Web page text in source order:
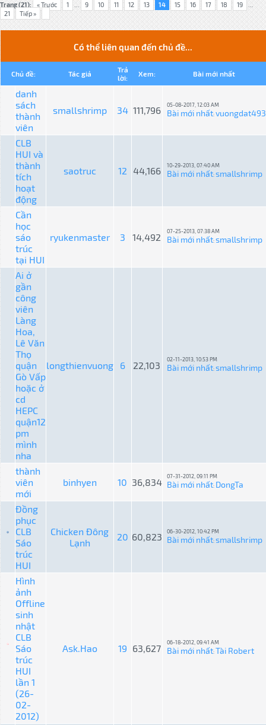
Trang (21): « Trước 1 ... 9 10 11 12 13 14 15 16 17 18 19
...
21
Tiếp »
Có thể liên quan đến chủ đề...
Chủ đề: Tác giả
Trả
lời:
Xem: Bài mới nhất
danh
sách
thành
viên
smallshrimp 34 111,796 05-08-2017, 12:03 AM
Bài mới nhất:vuongdat493
CLB
HUI và
thành
tích
hoạt
động
saotruc 12 44,166 10-29-2013, 07:40 AM
Bài mới nhất:smallshrimp
Cần
học
sáo
trúc
tại HUI
ryukenmaster 3 14,492
07-25-2013, 07:38 AM
Bài mới nhất:smallshrimp
Ai ở
gần
công
viên
Làng
Hoa,
Lê Văn
Thọ
quận
Gò Vấp
hoặc ở
cd
HEPC
quận12
pm
mình
nha
longthienvuong 6 22,103
02-11-2013, 10:53 PM
Bài mới nhất:smallshrimp
thành
viên
mới
binhyen 10 36,834
07-31-2012, 09:11 PM
Bài mới nhất: DongTa
Đồng
phục
CLB
Sáo
trúc
HUI
Chicken Đông
Lạnh
20 60,823 06-30-2012, 10:42 PM
Bài mới nhất:smallshrimp
Hình
ảnh
Offline
sinh
nhật
CLB
Sáo
trúc
HUI
lần 1
(26-
02-
2012)
Ask.Hao 19 63,627
06-18-2012, 09:41 AM
Bài mới nhất:Tài Robert